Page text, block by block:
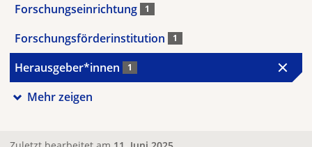
Forschungseinrichtung 1
Forschungsförderinstitution 1
Herausgeber*innen 1
Mehr zeigen